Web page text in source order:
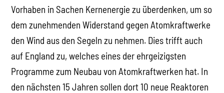
Vorhaben in Sachen Kernenergie zu überdenken, um so
dem zunehmenden Widerstand gegen Atomkraftwerke
den Wind aus den Segeln zu nehmen. Dies trifft auch
auf England zu, welches eines der ehrgeizigsten
Programme zum Neubau von Atomkraftwerken hat. In
den nächsten 15 Jahren sollen dort 10 neue Reaktoren